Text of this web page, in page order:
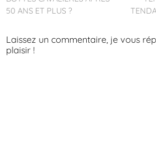
50 ANS ET PLUS ?
Laissez un commentaire, je vous
plaisir !